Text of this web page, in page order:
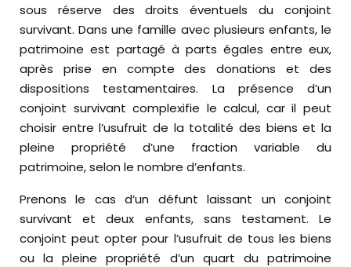
sous réserve des droits éventuels du conjoint
survivant. Dans une famille avec plusieurs enfants, le
patrimoine est partagé à parts égales entre eux,
après prise en compte des donations et des
dispositions testamentaires. La présence d’un
conjoint survivant complexifie le calcul, car il peut
choisir entre l’usufruit de la totalité des biens et la
pleine propriété d’une fraction variable du
patrimoine, selon le nombre d’enfants.
Prenons le cas d’un défunt laissant un conjoint
survivant et deux enfants, sans testament. Le
conjoint peut opter pour l’usufruit de tous les biens
ou la pleine propriété d’un quart du patrimoine